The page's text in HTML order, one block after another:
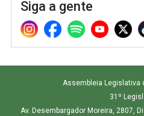
Siga a gente
Assembleia Legislativa
31º
Av. Desembargador Moreira, 2807,